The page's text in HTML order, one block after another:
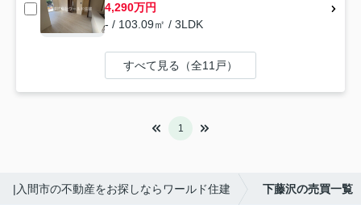
4,290万円
- / 103.09㎡ / 3LDK
すべて見る（全11戸）
1
|入間市の不動産をお探しならワールド住建 下藤沢の売買一覧